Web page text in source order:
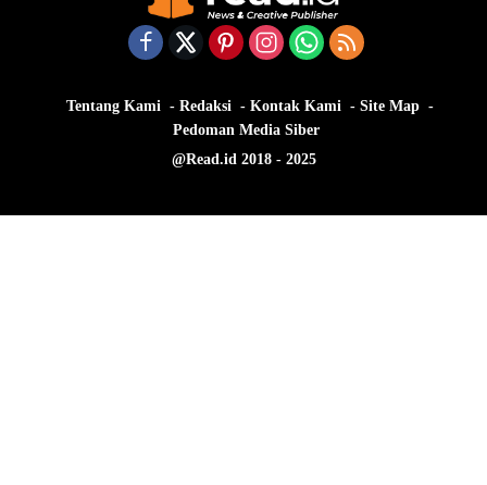
Tentang Kami Redaksi Kontak Kami
Site Map
Pedoman Media Siber
@Read.id 2018 - 2025